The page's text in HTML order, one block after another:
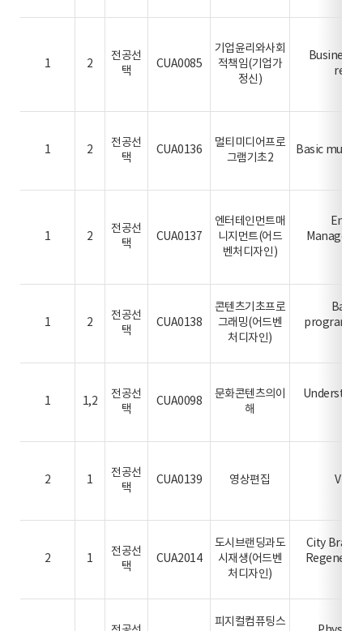
1 2
전공선
택
CUA0085
기업윤리와사회
적책임(기업가
정신)
Business
1 2
전공선
택
CUA0136
멀티미디어프로
그램기초2
Basic
1 2
전공선
택
CUA0137
엔터테인먼트매
니지먼트(어드
벤처디자인)
1 2
전공선
택
CUA0138
콘텐츠기초프로
그래밍(어드벤
처디자인)
1 1,2
전공선
택
CUA0098
문화콘텐츠의이
해
2 1
전공선
택
CUA0139 영상편집
2 1
전공선
택
CUA2014
도시브랜딩과도
시재생(어드벤
처디자인)
City
피지컬컴퓨팅스